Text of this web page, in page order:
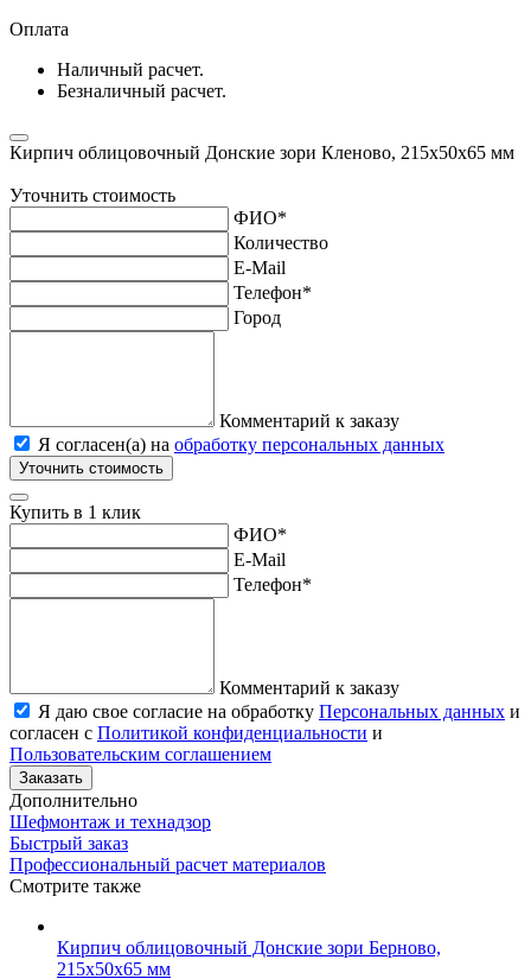
Оплата
Наличный расчет.
Безналичный расчет.
Кирпич облицовочный Донские зори Кленово, 215х50х65 мм
Уточнить стоимость
ФИО*
Количество
E-Mail
Телефон*
Город
Комментарий к заказу
Я согласен(а) на обработку персональных данных
Уточнить стоимость
Купить в 1 клик
ФИО*
E-Mail
Телефон*
Комментарий к заказу
Я даю свое согласие на обработку Персональных данных и
согласен с Политикой конфиденциальности и
Пользовательским соглашением
Заказать
Дополнительно
Шефмонтаж и технадзор
Быстрый заказ
Профессиональный расчет материалов
Смотрите также
Кирпич облицовочный Донские зори Берново,
215х50х65 мм